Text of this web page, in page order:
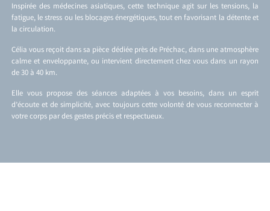
Inspirée des médecines asiatiques, cette technique agit sur les tensions, la
fatigue, le stress ou les blocages énergétiques, tout en favorisant la détente et
la circulation.
Célia vous reçoit dans sa pièce dédiée près de Préchac, dans une atmosphère
calme et enveloppante, ou intervient directement chez vous dans un rayon
de 30 à 40 km.
Elle vous propose des séances adaptées à vos besoins, dans un esprit
d’écoute et de simplicité, avec toujours cette volonté de vous reconnecter à
votre corps par des gestes précis et respectueux.